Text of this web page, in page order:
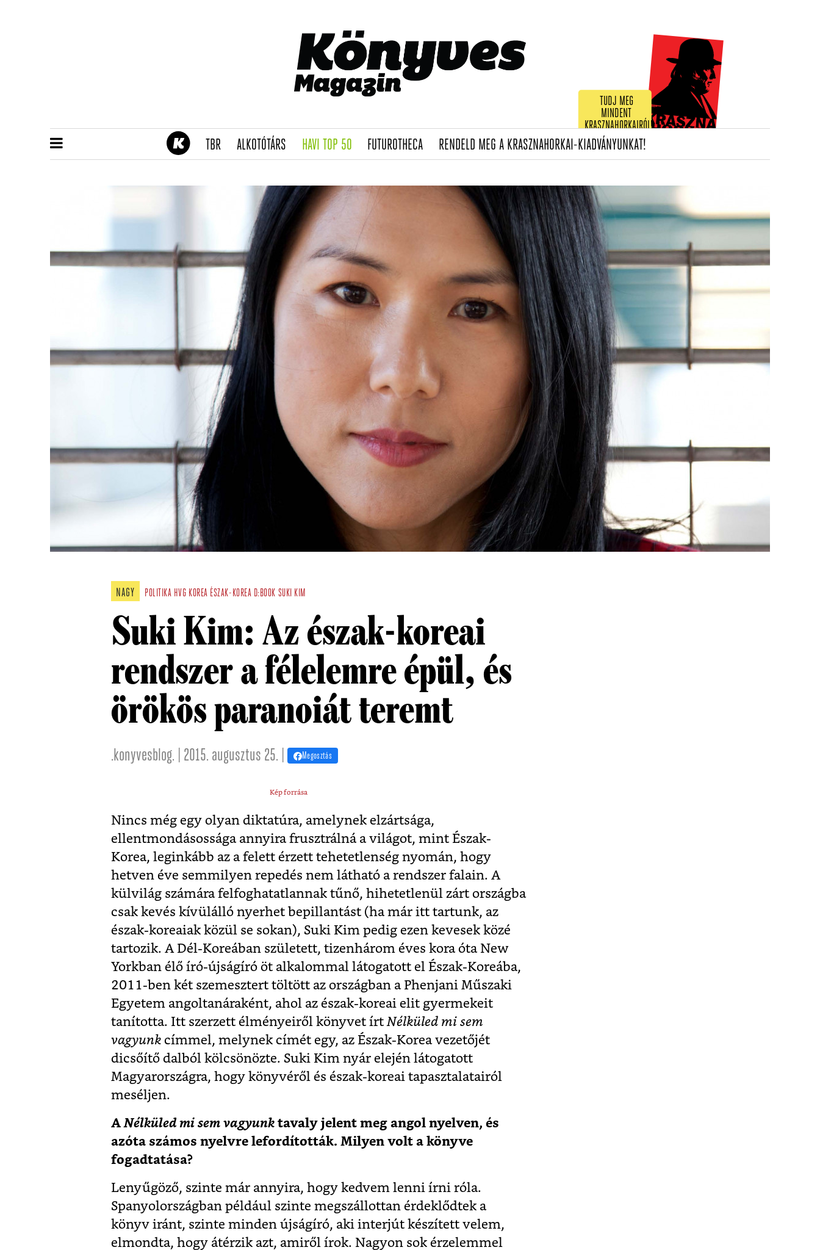
TUDJ MEG
MINDENT
KRASZNAHORKAIRÓL!
TBR(CURRENT)
ALKOTÓTÁRS(CURRENT)
HAVI TOP 50(CURRENT)
FUTUROTHECA(CURRENT)
RENDELD MEG A KRASZNAHORKAI-KIADVÁNYUNKAT!(CURRENT)
NAGY POLITIKA HVG KOREA ÉSZAK-KOREA D:BOOK SUKI KIM
Suki Kim: Az észak-koreai
rendszer a félelemre épül, és
örökös paranoiát teremt
.konyvesblog. | 2015. augusztus 25. | Megosztás
Kép forrása
Nincs még egy olyan diktatúra, amelynek elzártsága,
ellentmondásossága annyira frusztrálná a világot, mint Észak-
Korea, leginkább az a felett érzett tehetetlenség nyomán, hogy
hetven éve semmilyen repedés nem látható a rendszer falain. A
külvilág számára felfoghatatlannak tűnő, hihetetlenül zárt országba
csak kevés kívülálló nyerhet bepillantást (ha már itt tartunk, az
észak-koreaiak közül se sokan), Suki Kim pedig ezen kevesek közé
tartozik. A Dél-Koreában született, tizenhárom éves kora óta New
Yorkban élő író-újságíró öt alkalommal látogatott el Észak-Koreába,
2011-ben két szemesztert töltött az országban a Phenjani Műszaki
Egyetem angoltanáraként, ahol az észak-koreai elit gyermekeit
tanította. Itt szerzett élményeiről könyvet írt Nélküled mi sem
vagyunk címmel, melynek címét egy, az Észak-Korea vezetőjét
dicsőítő dalból kölcsönözte. Suki Kim nyár elején látogatott
Magyarországra, hogy könyvéről és észak-koreai tapasztalatairól
meséljen.
A Nélküled mi sem vagyunk tavaly jelent meg angol nyelven, és
azóta számos nyelvre lefordították. Milyen volt a könyve
fogadtatása?
Lenyűgöző, szinte már annyira, hogy kedvem lenni írni róla.
Spanyolországban például szinte megszállottan érdeklődtek a
könyv iránt, szinte minden újságíró, aki interjút készített velem,
elmondta, hogy átérzik azt, amiről írok. Nagyon sok érzelemmel